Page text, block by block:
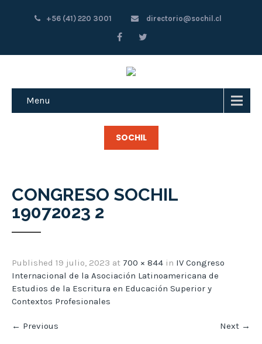
+56 (41) 220 3001 directorio@sochil.cl
Menu
SOCHIL
CONGRESO SOCHIL
19072023 2
Published 19 julio, 2023 at 700 × 844 in IV Congreso
Internacional de la Asociación Latinoamericana de
Estudios de la Escritura en Educación Superior y
Contextos Profesionales
← Previous Next →